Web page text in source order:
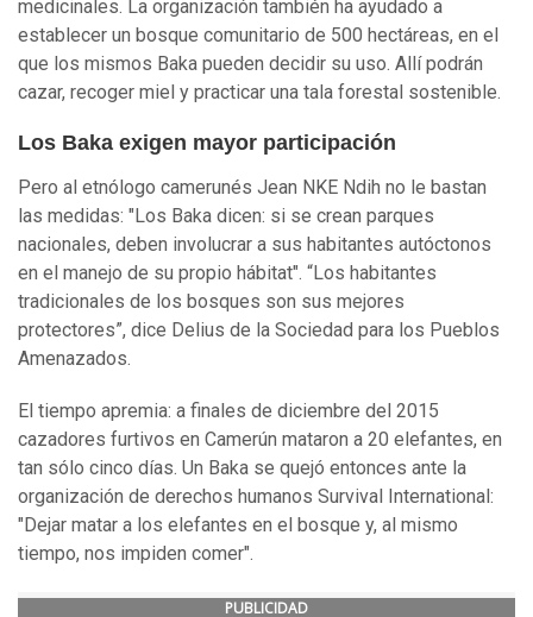
medicinales. La organización también ha ayudado a
establecer un bosque comunitario de 500 hectáreas, en el
que los mismos Baka pueden decidir su uso. Allí podrán
cazar, recoger miel y practicar una tala forestal sostenible.
Los Baka exigen mayor participación
Pero al etnólogo camerunés Jean NKE Ndih no le bastan
las medidas: "Los Baka dicen: si se crean parques
nacionales, deben involucrar a sus habitantes autóctonos
en el manejo de su propio hábitat". “Los habitantes
tradicionales de los bosques son sus mejores
protectores”, dice Delius de la Sociedad para los Pueblos
Amenazados.
El tiempo apremia: a finales de diciembre del 2015
cazadores furtivos en Camerún mataron a 20 elefantes, en
tan sólo cinco días. Un Baka se quejó entonces ante la
organización de derechos humanos Survival International:
"Dejar matar a los elefantes en el bosque y, al mismo
tiempo, nos impiden comer".
PUBLICIDAD